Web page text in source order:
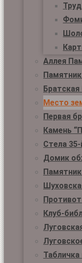
Аллея
Место
Первая
Камень
Стела
Домик
Клуб-
Табличка